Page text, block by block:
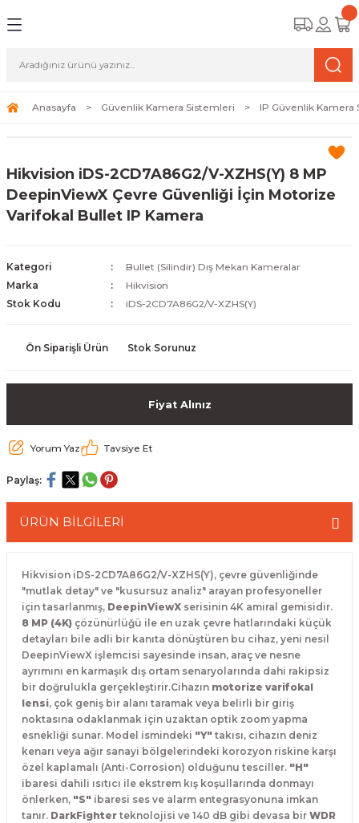
Sistemleri
Sistemleri (Network Kameraları)
ve Depolama Çözümleri
ve Bağlantı Kabloları
Kamera Lisansları
Güvenlik
Duvarı) Cihazları
Ağ Yönlendiricileri
Fi) ve Access Point Ürünleri
Antivirüs Yazılımları
ve Depolama Ürünleri
SSD
Kurtarma
Merkezi Altyapısı
Anasayfa Güvenlik Kamera Sistemleri IP Güvenlik Kamera
Hikvision iDS-2CD7A86G2/V-XZHS(Y) 8 MP
DeepinViewX Çevre Güvenliği İçin Motorize
Varifokal Bullet IP Kamera
Kategori
Bullet (Silindir) Dış Mekan Kameralar
Marka
Hikvision
Stok Kodu
iDS-2CD7A86G2/V-XZHS(Y)
Ön Siparişli Ürün Stok Sorunuz
Fiyat Alınız
Yorum Yaz Tavsiye Et
Paylaş:
ÜRÜN BİLGİLERİ
Hikvision iDS-2CD7A86G2/V-XZHS(Y), çevre güvenliğinde
"mutlak detay" ve "kusursuz analiz" arayan profesyoneller
için tasarlanmış, DeepinViewX serisinin 4K amiral gemisidir.
8 MP (4K) çözünürlüğü ile en uzak çevre hatlarındaki küçük
detayları bile adli bir kanıta dönüştüren bu cihaz, yeni nesil
DeepinViewX işlemcisi sayesinde insan, araç ve nesne
ayrımını en karmaşık dış ortam senaryolarında dahi rakipsiz
bir doğrulukla gerçekleştirir.Cihazın motorize varifokal
lensi, çok geniş bir alanı taramak veya belirli bir giriş
noktasına odaklanmak için uzaktan optik zoom yapma
esnekliği sunar. Model ismindeki "Y" takısı, cihazın deniz
kenarı veya ağır sanayi bölgelerindeki korozyon riskine karşı
özel kaplamalı (Anti-Corrosion) olduğunu tesciller. "H"
ibaresi dahili ısıtıcı ile ekstrem kış koşullarında donmayı
önlerken, "S" ibaresi ses ve alarm entegrasyonuna imkan
tanır. DarkFighter teknolojisi ve 140 dB gibi devasa bir WDR